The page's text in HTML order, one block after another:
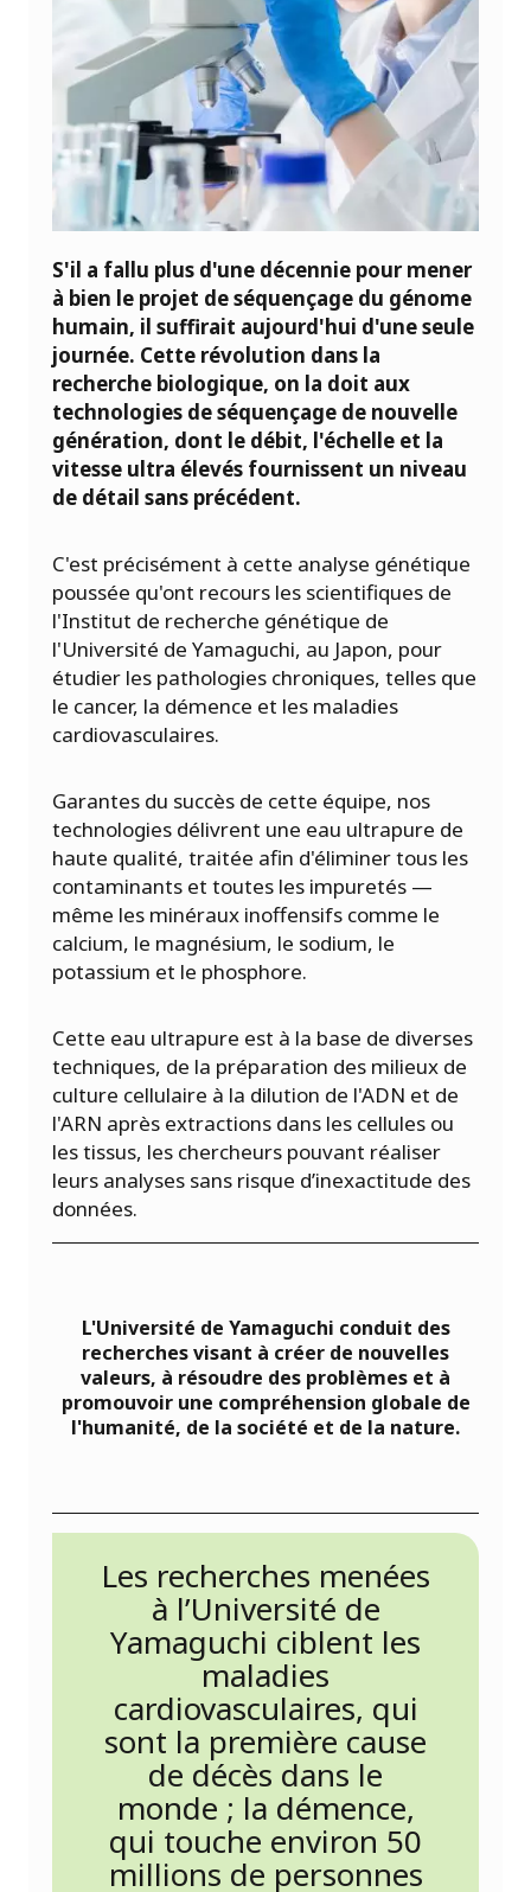
S'il a fallu plus d'une décennie pour mener
à bien le projet de séquençage du génome
humain, il suffirait aujourd'hui d'une seule
journée. Cette révolution dans la
recherche biologique, on la doit aux
technologies de séquençage de nouvelle
génération, dont le débit, l'échelle et la
vitesse ultra élevés fournissent un niveau
de détail sans précédent.
C'est précisément à cette analyse génétique
poussée qu'ont recours les scientifiques de
l'Institut de recherche génétique de
l'Université de Yamaguchi, au Japon, pour
étudier les pathologies chroniques, telles que
le cancer, la démence et les maladies
cardiovasculaires.
Garantes du succès de cette équipe, nos
technologies délivrent une eau ultrapure de
haute qualité, traitée afin d'éliminer tous les
contaminants et toutes les impuretés —
même les minéraux inoffensifs comme le
calcium, le magnésium, le sodium, le
potassium et le phosphore.
Cette eau ultrapure est à la base de diverses
techniques, de la préparation des milieux de
culture cellulaire à la dilution de l'ADN et de
l'ARN après extractions dans les cellules ou
les tissus, les chercheurs pouvant réaliser
leurs analyses sans risque d’inexactitude des
données.
L'Université de Yamaguchi conduit des
recherches visant à créer de nouvelles
valeurs, à résoudre des problèmes et à
promouvoir une compréhension globale de
l'humanité, de la société et de la nature.
Les recherches menées
à l’Université de
Yamaguchi ciblent les
maladies
cardiovasculaires, qui
sont la première cause
de décès dans le
monde ; la démence,
qui touche environ 50
millions de personnes